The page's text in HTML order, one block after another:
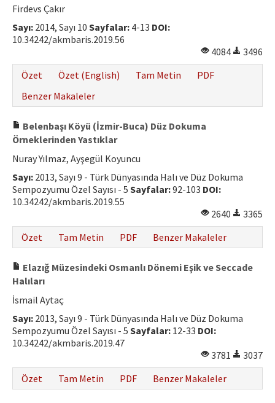
Firdevs Çakır
Sayı: 2014, Sayı 10 Sayfalar: 4-13 DOI:
10.34242/akmbaris.2019.56
4084
3496
Özet
Özet (English) Tam Metin
PDF
Benzer Makaleler
Belenbaşı Köyü (İzmir-Buca) Düz Dokuma
Örneklerinden Yastıklar
Nuray Yılmaz, Ayşegül Koyuncu
Sayı: 2013, Sayı 9 - Türk Dünyasında Halı ve Düz Dokuma
Sempozyumu Özel Sayısı - 5 Sayfalar:92-103 DOI:
10.34242/akmbaris.2019.55
2640
3365
Özet
Tam Metin PDF Benzer Makaleler
Elazığ Müzesindeki Osmanlı Dönemi Eşik ve Seccade
Halıları
İsmail Aytaç
Sayı: 2013, Sayı 9 - Türk Dünyasında Halı ve Düz Dokuma
Sempozyumu Özel Sayısı - 5 Sayfalar: 12-33 DOI:
10.34242/akmbaris.2019.47
3781
3037
Özet
Tam Metin PDF Benzer Makaleler